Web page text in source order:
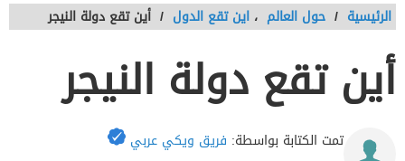
الرئيسية / حول العالم ، اين تقع الدول / أين تقع دولة النيجر
أين تقع دولة النيجر
تمت الكتابة بواسطة: فريق ويكي عربي